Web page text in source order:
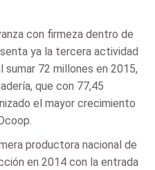
con firmeza dentro de
ya la tercera actividad
72 millones en 2015,
que con 77,45
el mayor crecimiento
productora nacional de
en 2014 con la entrada